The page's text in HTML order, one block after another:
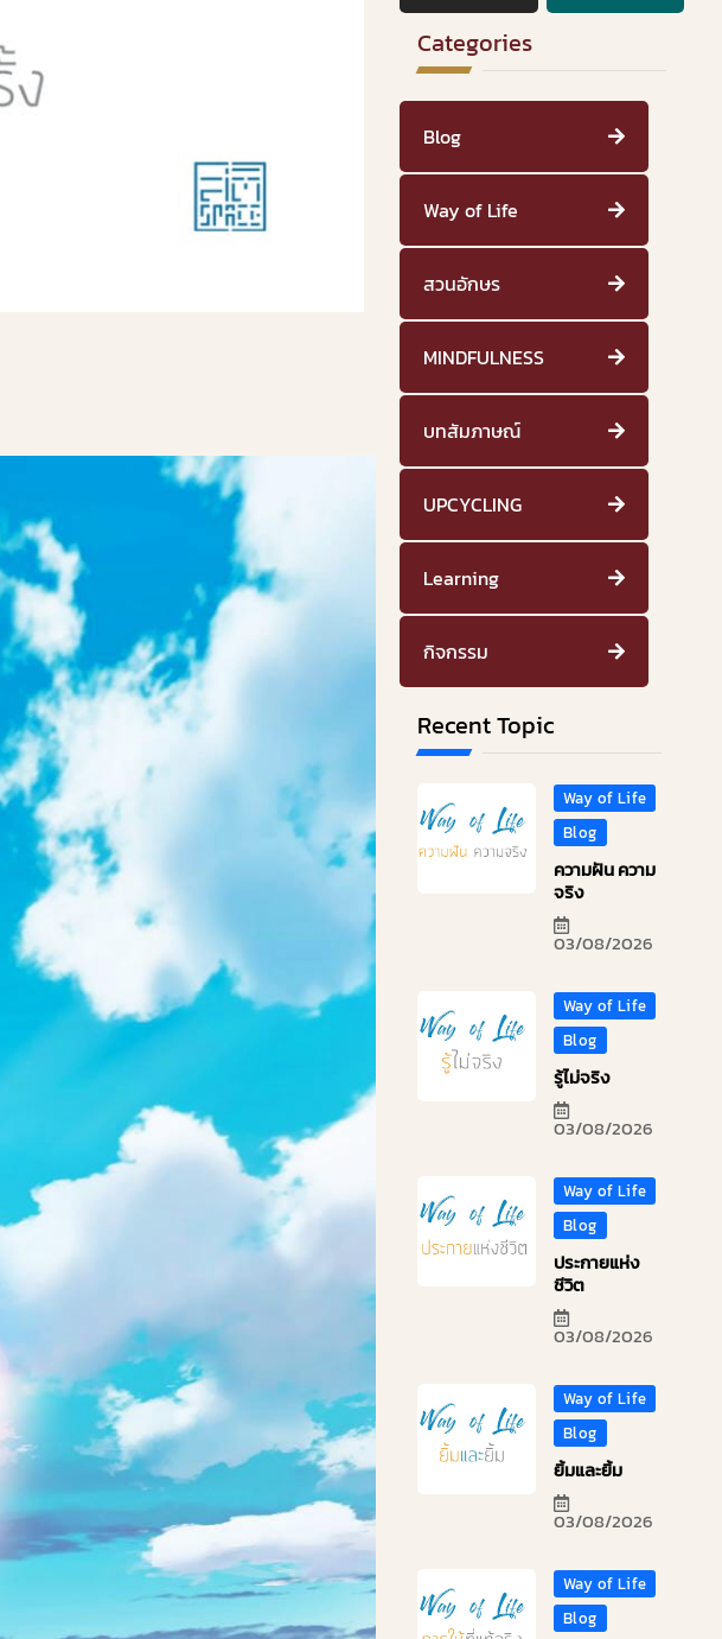
Categories
Blog
Way of Life
สวนอักษร
MINDFULNESS
บทสัมภาษณ์
UPCYCLING
Learning
กิจกรรม
Recent Topic
Way of Life
Blog
ความฝัน ความ
จริง
03/08/2026
Way of Life
Blog
รู้ไม่จริง
03/08/2026
Way of Life
Blog
ประกายแห่ง
ชีวิต
03/08/2026
Way of Life
Blog
ยิ้มและยิ้ม
03/08/2026
Way of Life
Blog